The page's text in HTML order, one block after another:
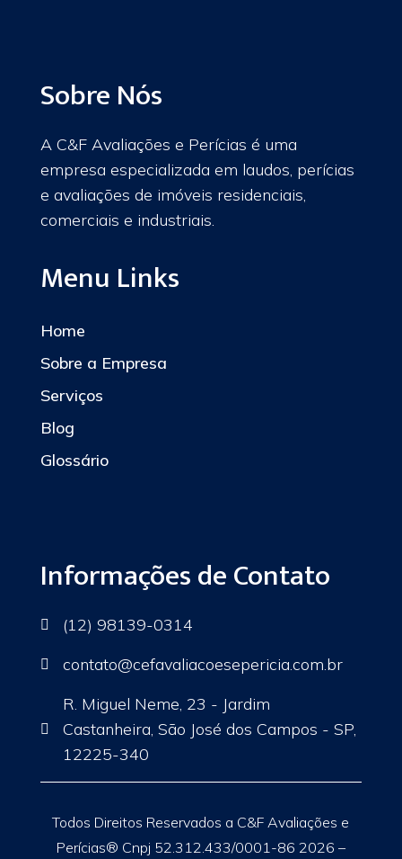
Sobre Nós
A C&F Avaliações e Perícias é uma
empresa especializada em laudos, perícias
e avaliações de imóveis residenciais,
comerciais e industriais.
Menu Links
Home
Sobre a Empresa
Serviços
Blog
Glossário
Informações de Contato
 (12) 98139-0314
 contato@cefavaliacoesepericia.com.br

R. Miguel Neme, 23 - Jardim
Castanheira, São José dos Campos - SP,
12225-340
Todos Direitos Reservados a C&F Avaliações e
Perícias® Cnpj 52.312.433/0001-86 2026 –